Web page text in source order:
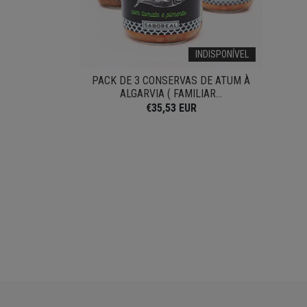
INDISPONÍVEL
PACK DE 3 CONSERVAS DE ATUM À
ALGARVIA ( FAMILIAR...
€35,53 EUR